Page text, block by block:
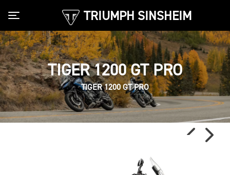
TRIUMPH SINSHEIM
Toggle navigation
TIGER 1200 GT PRO
TIGER 1200 GT PRO